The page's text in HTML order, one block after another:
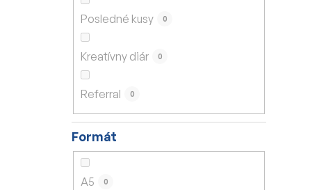
Posledné kusy 0
Kreatívny diár 0
Referral 0
Formát
A5 0